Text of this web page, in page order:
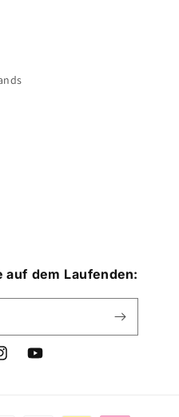
dem Laufenden:
YouTube